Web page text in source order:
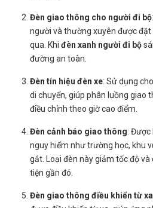
Đèn giao thông cho người đi bộ
người và thường xuyên được
qua. Khi đèn xanh người đi bộ
đường an toàn.
Đèn tín hiệu đèn xe: Sử dụng
di chuyển, giúp phân luồng giao
điều chỉnh theo giờ cao điểm.
Đèn cảnh báo giao thông: Được
nguy hiểm như trường học, khu
gắt. Loại đèn này giảm tốc độ
tiện gần đó.
Đèn giao thông điều khiển từ xa